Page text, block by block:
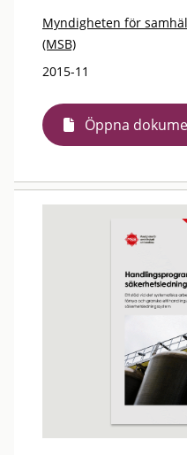
Myndigheten för
(MSB)
2015-11
Öppna